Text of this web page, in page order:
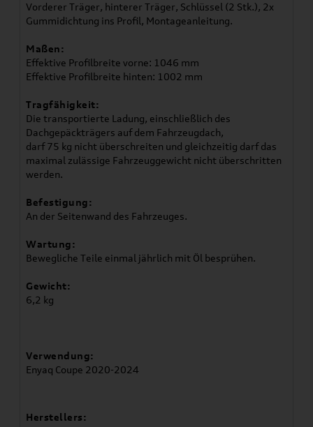
Vorderer Träger, hinterer Träger, Schlüssel (2 Stk.), 2x
Gummidichtung ins Profil, Montageanleitung.
Maßen:
Effektive Profilbreite vorne: 1046 mm
Effektive Profilbreite hinten: 1002 mm
Tragfähigkeit:
Die transportierte Ladung, einschließlich des
Dachgepäckträgers auf dem Fahrzeugdach,
darf 75 kg nicht überschreiten und gleichzeitig darf das
maximal zulässige Fahrzeuggewicht nicht überschritten
werden.
Befestigung:
An der Seitenwand des Fahrzeuges.
Wartung:
Bewegliche Teile einmal jährlich mit Öl besprühen.
Gewicht:
6,2 kg
Verwendung:
Enyaq Coupe 2020-2024
Herstellers: